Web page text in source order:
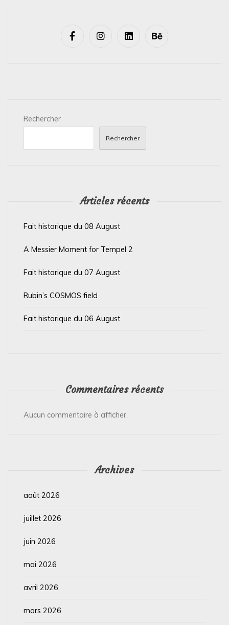
Rechercher
Rechercher
Articles récents
Fait historique du 08 August
A Messier Moment for Tempel 2
Fait historique du 07 August
Rubin’s COSMOS field
Fait historique du 06 August
Commentaires récents
Aucun commentaire à afficher.
Archives
août 2026
juillet 2026
juin 2026
mai 2026
avril 2026
mars 2026